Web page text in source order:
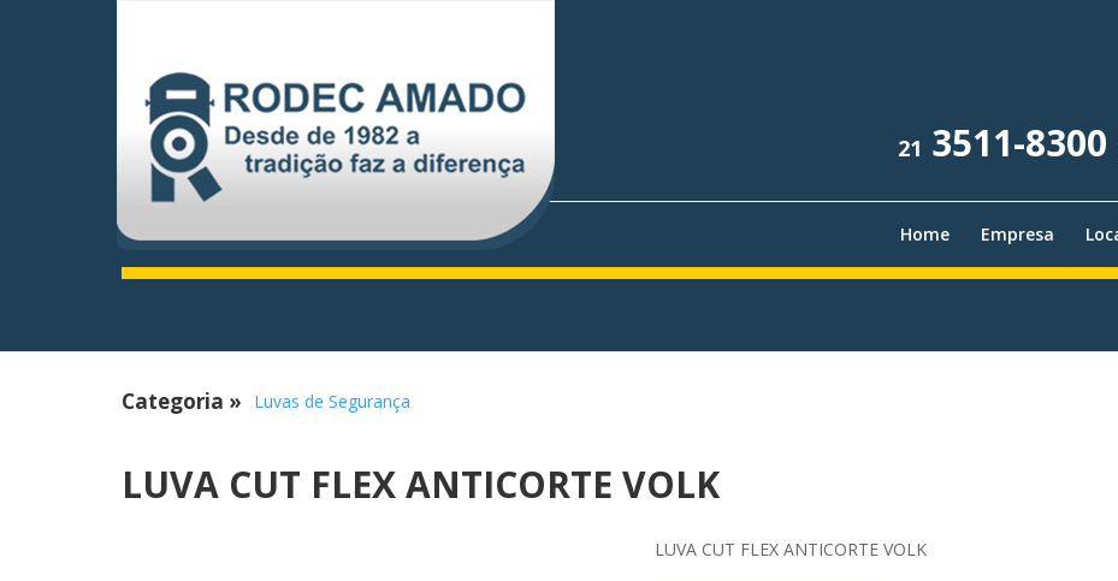
21 3511-8300
Home Empresa
Categoria » Luvas de Segurança
LUVA CUT FLEX ANTICORTE VOLK
LUVA CUT FLEX ANTICORTE VOLK